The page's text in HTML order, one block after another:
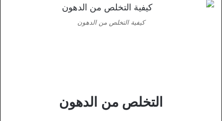
كيفية التخلص من الدهون
التخلص من الدهون